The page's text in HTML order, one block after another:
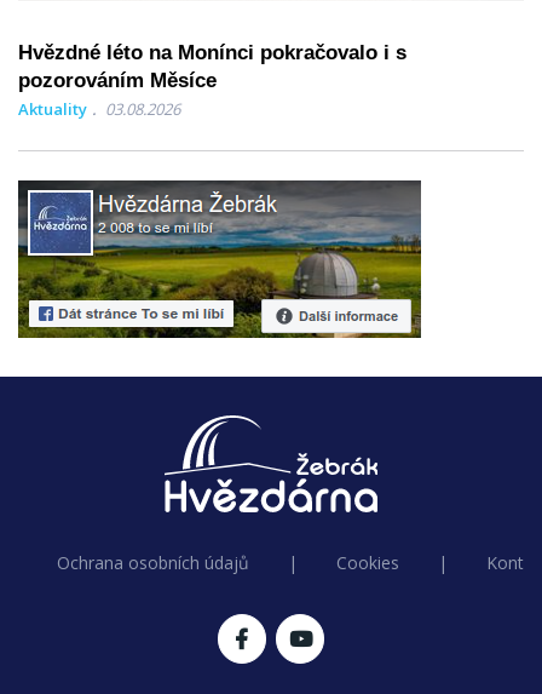
Hvězdné léto na Monínci pokračovalo i s
pozorováním Měsíce
Aktuality 03.08.2026
Ochrana osobních údajů | Cookies |